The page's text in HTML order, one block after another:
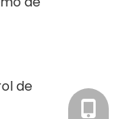
de
+86-